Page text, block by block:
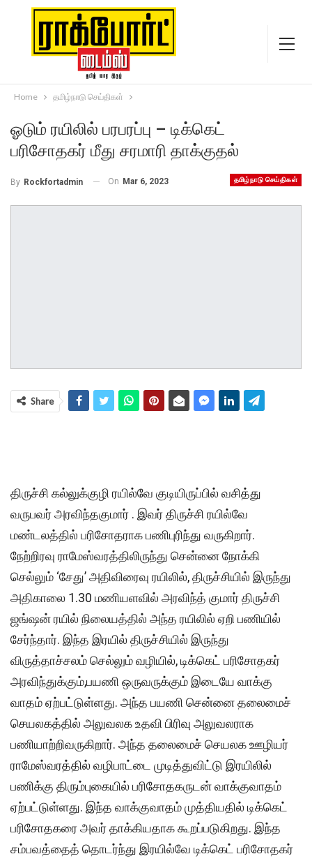
Home தமிழ்நாடு செய்திகள்
ஓடும் ரயிலில் பரபரப்பு – டிக்கெட்
பரிசோதகர் மீது சரமாரி தாக்குதல்
தமிழ்நாடு செய்திகள்
By Rockfortadmin On Mar 6, 2023
Share
திருச்சி கல்லுக்குழி ரயில்வே குடியிருப்பில் வசித்து
வருபவர் அரவிந்தகுமார் . இவர் திருச்சி ரயில்வே
மண்டலத்தில் பரிசோதராக பணிபுரிந்து வருகிறார்.
நேற்றிரவு ராமேஸ்வரத்திலிருந்து சென்னை நோக்கி
செல்லும் ‘சேது’ அதிவிரைவு ரயிலில், திருச்சியில் இருந்து
அதிகாலை 1.30 மணியளவில் அரவிந்த் குமார் திருச்சி
ஜங்ஷன் ரயில் நிலையத்தில் அந்த ரயிலில் ஏறி பணியில்
சேர்ந்தார். இந்த இரயில் திருச்சியில் இருந்து
விருத்தாச்சலம் செல்லும் வழியில், டிக்கெட் பரிசோதகர்
அரவிந்துக்கும்,பயணி ஒருவருக்கும் இடையே வாக்கு
வாதம் ஏற்பட்டுள்ளது. அந்த பயணி சென்னை தலைமைச்
செயலகத்தில் அலுவலக உதவி பிரிவு அலுவலராக
பணியாற்றிவருகிறார். அந்த தலைமைச் செயலக ஊழியர்
ராமேஸ்வரத்தில் வழிபாட்டை முடித்துவிட்டு இரயிலில்
பணிக்கு திரும்புகையில் பரிசோதகருடன் வாக்குவாதம்
ஏற்பட்டுள்ளது. இந்த வாக்குவாதம் முத்தியதில் டிக்கெட்
பரிசோதகரை அவர் தாக்கியதாக கூறப்படுகிறது. இந்த
சம்பவத்தைத் தொடர்ந்து இரயில்வே டிக்கெட் பரிசோதகர்